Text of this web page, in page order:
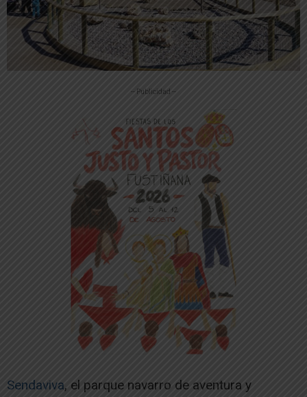
-- Publicidad --
Sendaviva, el parque navarro de aventura y